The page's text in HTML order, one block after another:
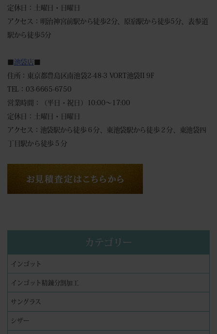
定休日：土曜日・日曜日
アクセス：明治神宮前駅から徒歩2分、原宿駅から徒歩5分、表参道
駅から徒歩5分
池袋店
住所：東京都豊島区南池袋2-48-3 VORT池袋II 9F
TEL：03-6665-6750
営業時間：（平日・祝日）10:00～17:00
定休日：土曜日・日曜日
アクセス：池袋駅から徒歩６分、東池袋駅から徒歩２分、東池袋四
丁目駅から徒歩５分
カテゴリー
インゴット
インゴット精錬分割加工
サングラス
シザー